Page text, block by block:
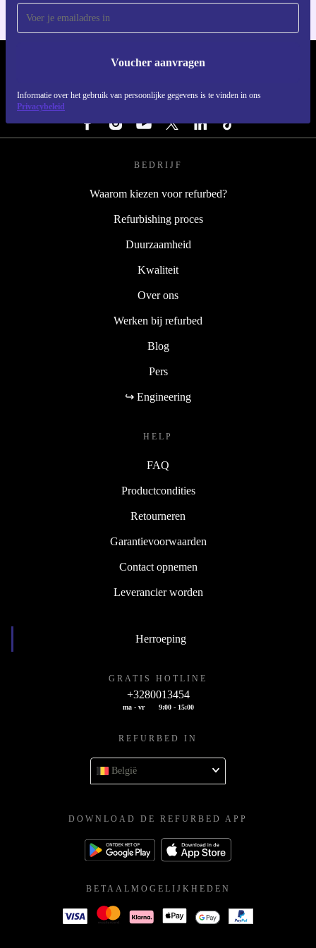
Voucher aanvragen
Informatie over het gebruik van persoonlijke gegevens is te vinden in ons
Privacybeleid
REFURBED NEDERLAND - RETHINK NEW.
VOLG ONS
BEDRIJF
Waarom kiezen voor refurbed?
Refurbishing proces
Duurzaamheid
Kwaliteit
Over ons
Werken bij refurbed
Blog
Pers
↪ Engineering
HELP
FAQ
Productcondities
Retourneren
Garantievoorwaarden
Contact opnemen
Leverancier worden
Herroeping
GRATIS HOTLINE
+3280013454
ma - vr 9:00 - 15:00
REFURBED IN
België
DOWNLOAD DE REFURBED APP
BETAALMOGELIJKHEDEN